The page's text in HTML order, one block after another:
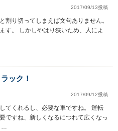
2017/09/13投稿
割り切ってしまえば文句ありません。
す。 しかしやはり狭いため、人によ
ック！
2017/09/12投稿
てくれるし、必要な車ですね。 運転
ですね、新しくなるにつれて広くなっ
…